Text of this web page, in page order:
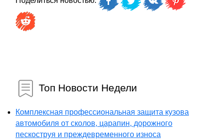
Топ Новости Недели
Комплексная профессиональная защита кузова
автомобиля от сколов, царапин, дорожного
пескоструя и преждевременного износа